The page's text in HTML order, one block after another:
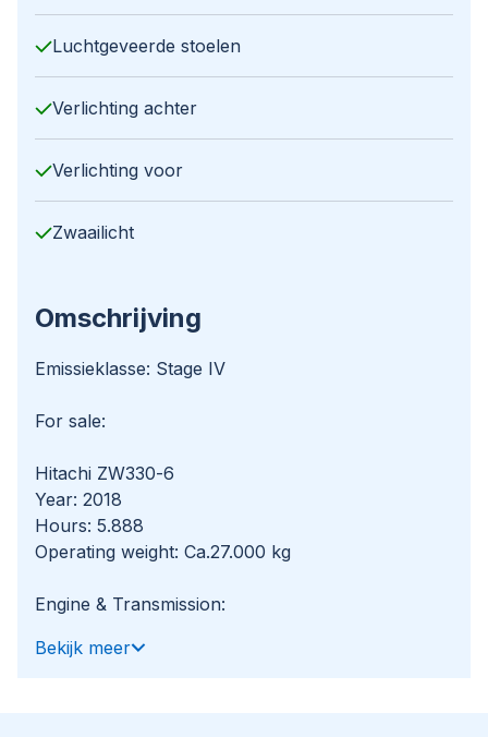
Luchtgeveerde stoelen
Verlichting achter
Verlichting voor
Zwaailicht
Omschrijving
Emissieklasse: Stage IV
For sale:
Hitachi ZW330-6
Year: 2018
Hours: 5.888
Operating weight: Ca.27.000 kg
Engine & Transmission:
Power: 212 kW / 284 HP
Bekijk meer